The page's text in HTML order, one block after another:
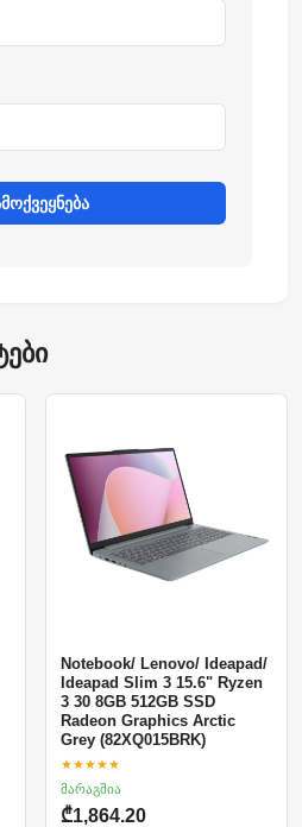
Notebook/ Lenovo/ Ideapad/
Ideapad Slim 3 15.6" Ryzen
3 30 8GB 512GB SSD
Radeon Graphics Arctic
Grey (82XQ015BRK)
★★★★★
მარაგშია
₾1,864.20